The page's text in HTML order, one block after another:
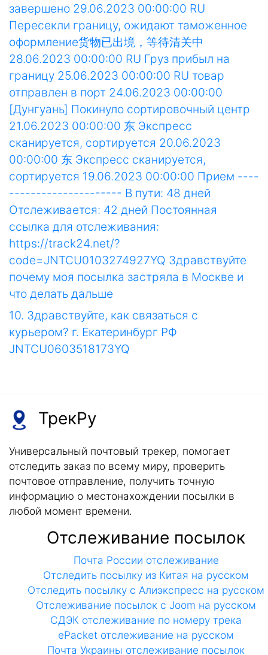
завершено 29.06.2023 00:00:00 RU
Пересекли границу, ожидают таможенное
оформление货物已出境，等待清关中
28.06.2023 00:00:00 RU Груз прибыл на
границу 25.06.2023 00:00:00 RU товар
отправлен в порт 24.06.2023 00:00:00
[Дунгуань] Покинуло сортировочный центр
21.06.2023 00:00:00 东 Экспресс
сканируется, сортируется 20.06.2023
00:00:00 东 Экспресс сканируется,
сортируется 19.06.2023 00:00:00 Прием ----
--------------------- В пути: 48 дней
Отслеживается: 42 дней Постоянная
ссылка для отслеживания:
https://track24.net/?
code=JNTCU0103274927YQ Здравствуйте
почему моя посылка застряла в Москве и
что делать дальше
10. Здравствуйте, как связаться с
курьером? г. Екатеринбург РФ
JNTCU0603518173YQ
ТрекРу
Универсальный почтовый трекер, помогает
отследить заказ по всему миру, проверить
почтовое отправление, получить точную
информацию о местонахождении посылки в
любой момент времени.
Отслеживание посылок
Почта России отслеживание
Отследить посылку из Китая на русском
Отследить посылку с Алиэкспресс на русском
Отслеживание посылок с Joom на русском
СДЭК отслеживание по номеру трека
ePacket отслеживание на русском
Почта Украины отслеживание посылок